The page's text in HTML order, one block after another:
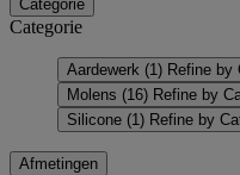
Categorie
Categorie
Aardewerk (1) Refine by
Molens (16) Refine by
Silicone (1) Refine by
Afmetingen